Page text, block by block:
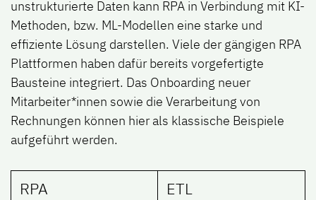
unstrukturierte Daten kann RPA in Verbindung mit KI-
Methoden, bzw. ML-Modellen eine starke und
effiziente Lösung darstellen. Viele der gängigen RPA
Plattformen haben dafür bereits vorgefertigte
Bausteine integriert. Das Onboarding neuer
Mitarbeiter*innen sowie die Verarbeitung von
Rechnungen können hier als klassische Beispiele
aufgeführt werden.
RPA ​ETL